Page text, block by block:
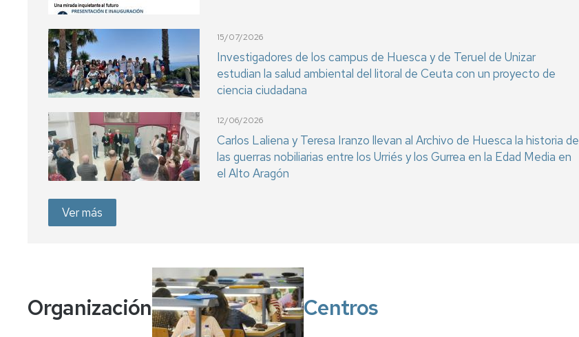
15/07/2026
Investigadores de los campus de Huesca y de Teruel de Unizar
estudian la salud ambiental del litoral de Ceuta con un proyecto de
ciencia ciudadana
12/06/2026
Carlos Laliena y Teresa Iranzo llevan al Archivo de Huesca la historia de
las guerras nobiliarias entre los Urriés y los Gurrea en la Edad Media en
el Alto Aragón
Ver más
Organización Centros